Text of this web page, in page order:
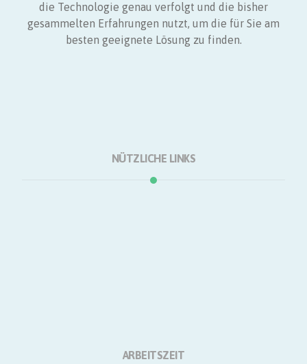
die Technologie genau verfolgt und die bisher
gesammelten Erfahrungen nutzt, um die für Sie am
besten geeignete Lösung zu finden.
NÜTZLICHE LINKS
ARBEITSZEIT